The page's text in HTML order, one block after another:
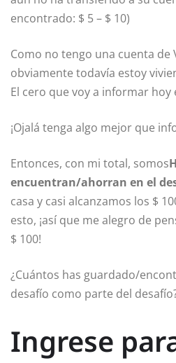
encontrado: $ 5 – $ 10)
Como no tengo una cuenta de
obviamente todavía estoy
El cero que voy a informar hoy
¡Ojalá tenga algo mejor que
Entonces, con mi total, somos
encuentran/ahorran en el
casa y casi alcanzamos los $
esto, ¡así que me alegro de
$ 100!
¿Cuántos has guardado/
desafío como parte del
Ingrese